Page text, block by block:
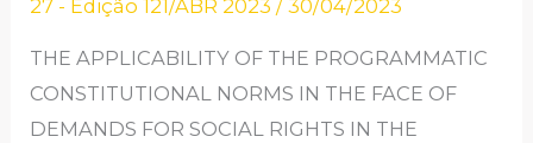
27 - Edição 121/ABR 2023 /30/04/2023
THE APPLICABILITY OF THE PROGRAMMATIC
CONSTITUTIONAL NORMS IN THE FACE OF
DEMANDS FOR SOCIAL RIGHTS IN THE